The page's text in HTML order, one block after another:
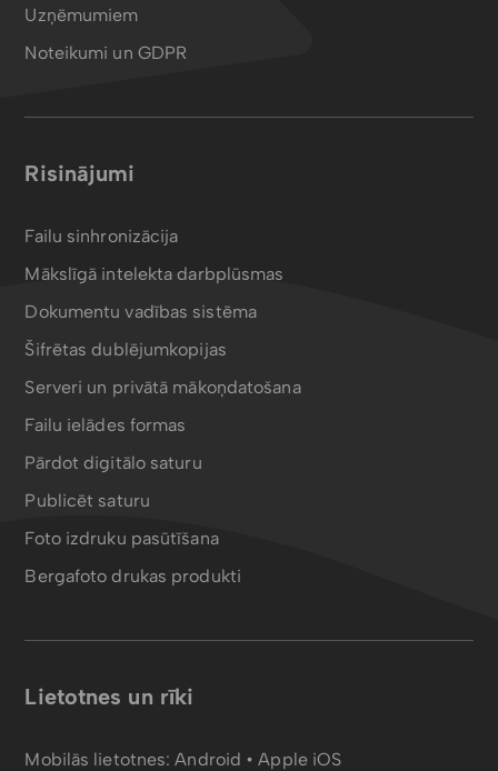
Uzņēmumiem
Noteikumi un GDPR
Risinājumi
Failu sinhronizācija
Mākslīgā intelekta darbplūsmas
Dokumentu vadības sistēma
Šifrētas dublējumkopijas
Serveri un privātā mākoņdatošana
Failu ielādes formas
Pārdot digitālo saturu
Publicēt saturu
Foto izdruku pasūtīšana
Bergafoto drukas produkti
Lietotnes un rīki
Mobilās lietotnes:Android •Apple iOS